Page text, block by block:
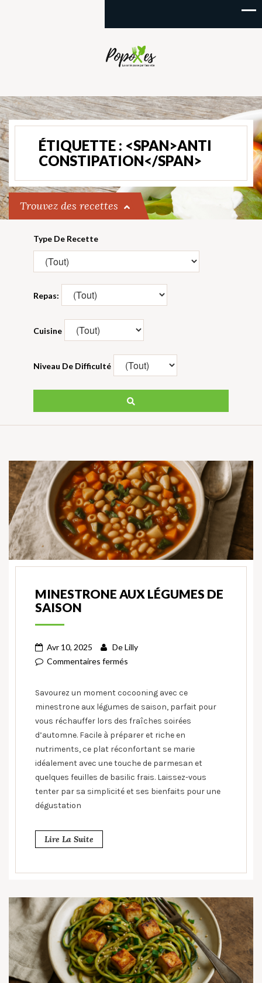
ÉTIQUETTE : <SPAN>ANTI
CONSTIPATION</SPAN>
Trouvez des recettes
Type De Recette
Repas:
Cuisine
Niveau De Difficulté
MINESTRONE AUX LÉGUMES DE
SAISON
Avr 10, 2025 DeLilly
Commentaires fermés
Savourez un moment cocooning avec ce
minestrone aux légumes de saison, parfait pour
vous réchauffer lors des fraîches soirées
d’automne. Facile à préparer et riche en
nutriments, ce plat réconfortant se marie
idéalement avec une touche de parmesan et
quelques feuilles de basilic frais. Laissez-vous
tenter par sa simplicité et ses bienfaits pour une
dégustation
Lire La Suite